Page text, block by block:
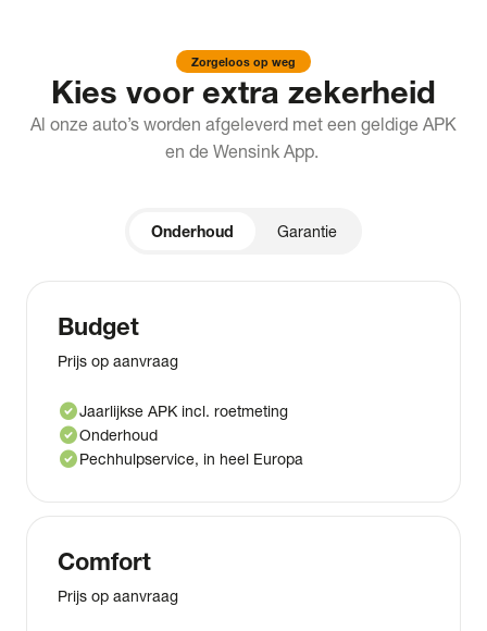
Zorgeloos op weg
Kies voor extra zekerheid
Al onze auto’s worden afgeleverd met een geldige APK
en de Wensink App.
Onderhoud Garantie
Budget
Prijs op aanvraag
check_circleJaarlijkse APK incl. roetmeting
check_circleOnderhoud
check_circlePechhulpservice, in heel Europa
Comfort
Prijs op aanvraag